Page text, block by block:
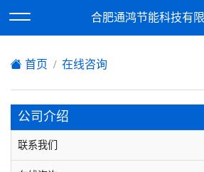
欢迎访问合肥通鸿节能科技有限公司网站！
合肥通鸿节能科技有
首页 在线咨询
公司介绍
联系我们